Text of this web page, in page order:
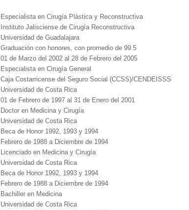
Especialista en Cirugía Plástica y Reconstructiva
Instituto Jalisciense de Cirugía Reconstructiva
Universidad de Guadalajara
Graduación con honores, con promedio de 99.5
01 de Marzo del 2002 al 28 de Febrero del 2005
Especialista en Cirugía General
Caja Costarricense del Seguro Social (CCSS)/CENDEISSS
Universidad de Costa Rica
01 de Febrero de 1997 al 31 de Enero del 2001
Doctor en Medicina y Cirugía
Universidad de Costa Rica
Beca de Honor 1992, 1993 y 1994
Febrero de 1988 a Diciembre de 1994
Licenciado en Medicina y Cirugía
Universidad de Costa Rica
Beca de Honor 1992, 1993 y 1994
Febrero de 1988 a Diciembre de 1994
Bachiller en Medicina
Universidad de Costa Rica